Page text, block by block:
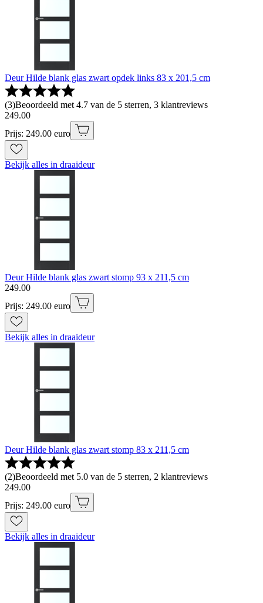
Deur Hilde blank glas zwart opdek links 83 x 201,5 cm
(3)Beoordeeld met 4.7 van de 5 sterren, 3 klantreviews
249.00
Prijs: 249.00 euro
Bekijk alles in draaideur
Deur Hilde blank glas zwart stomp 93 x 211,5 cm
249.00
Prijs: 249.00 euro
Bekijk alles in draaideur
Deur Hilde blank glas zwart stomp 83 x 211,5 cm
(2)Beoordeeld met 5.0 van de 5 sterren, 2 klantreviews
249.00
Prijs: 249.00 euro
Bekijk alles in draaideur